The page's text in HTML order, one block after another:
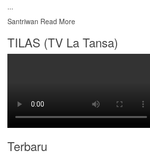
...
Santriwan Read More
TILAS (TV La Tansa)
Terbaru